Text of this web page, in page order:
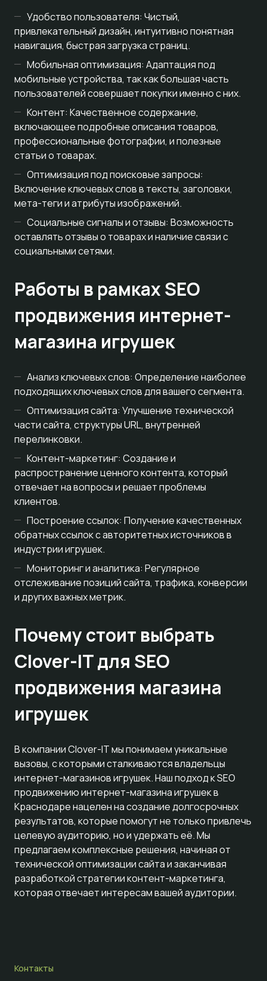
Удобство пользователя: Чистый,
привлекательный дизайн, интуитивно понятная
навигация, быстрая загрузка страниц.
Мобильная оптимизация: Адаптация под
мобильные устройства, так как большая часть
пользователей совершает покупки именно с них.
Контент: Качественное содержание,
включающее подробные описания товаров,
профессиональные фотографии, и полезные
статьи о товарах.
Оптимизация под поисковые запросы:
Включение ключевых слов в тексты, заголовки,
мета-теги и атрибуты изображений.
Социальные сигналы и отзывы: Возможность
оставлять отзывы о товарах и наличие связи с
социальными сетями.
Работы в рамках SEO
продвижения интернет-
магазина игрушек
Анализ ключевых слов: Определение наиболее
подходящих ключевых слов для вашего сегмента.
Оптимизация сайта: Улучшение технической
части сайта, структуры URL, внутренней
перелинковки.
Контент-маркетинг: Создание и
распространение ценного контента, который
отвечает на вопросы и решает проблемы
клиентов.
Построение ссылок: Получение качественных
обратных ссылок с авторитетных источников в
индустрии игрушек.
Мониторинг и аналитика: Регулярное
отслеживание позиций сайта, трафика, конверсии
и других важных метрик.
Почему стоит выбрать
Clover-IT для SEO
продвижения магазина
игрушек
В компании Clover-IT мы понимаем уникальные
вызовы, с которыми сталкиваются владельцы
интернет-магазинов игрушек. Наш подход к SEO
продвижению интернет-магазина игрушек в
Краснодаре нацелен на создание долгосрочных
результатов, которые помогут не только привлечь
целевую аудиторию, но и удержать её. Мы
предлагаем комплексные решения, начиная от
технической оптимизации сайта и заканчивая
разработкой стратегии контент-маркетинга,
которая отвечает интересам вашей аудитории.
Контакты